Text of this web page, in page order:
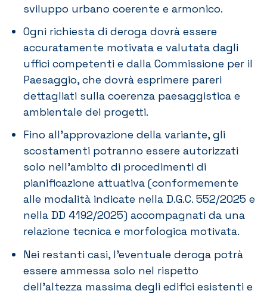
sviluppo urbano coerente e armonico.
Ogni richiesta di deroga dovrà essere
accuratamente motivata e valutata dagli
uffici competenti e dalla Commissione per il
Paesaggio, che dovrà esprimere pareri
dettagliati sulla coerenza paesaggistica e
ambientale dei progetti.
Fino all’approvazione della variante, gli
scostamenti potranno essere autorizzati
solo nell’ambito di procedimenti di
pianificazione attuativa (conformemente
alle modalità indicate nella D.G.C. 552/2025 e
nella DD 4192/2025) accompagnati da una
relazione tecnica e morfologica motivata.
Nei restanti casi, l’eventuale deroga potrà
essere ammessa solo nel rispetto
dell’altezza massima degli edifici esistenti e